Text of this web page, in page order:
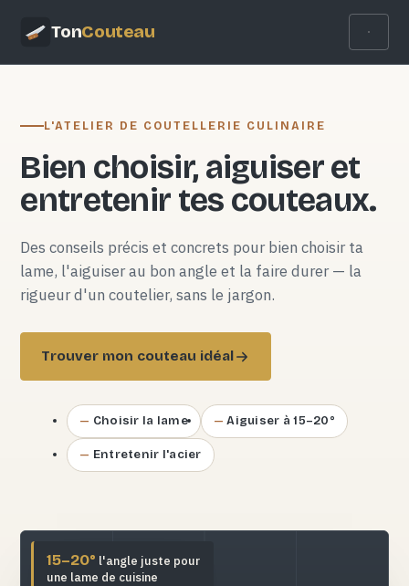
TonCouteau
L'ATELIER DE COUTELLERIE CULINAIRE
Bien choisir, aiguiser et
entretenir tes couteaux.
Des conseils précis et concrets pour bien choisir ta
lame, l'aiguiser au bon angle et la faire durer — la
rigueur d'un coutelier, sans le jargon.
Trouver mon couteau idéal
Choisir la lame Aiguiser à 15–20°
Entretenir l'acier
15–20° l'angle juste pour
une lame de cuisine